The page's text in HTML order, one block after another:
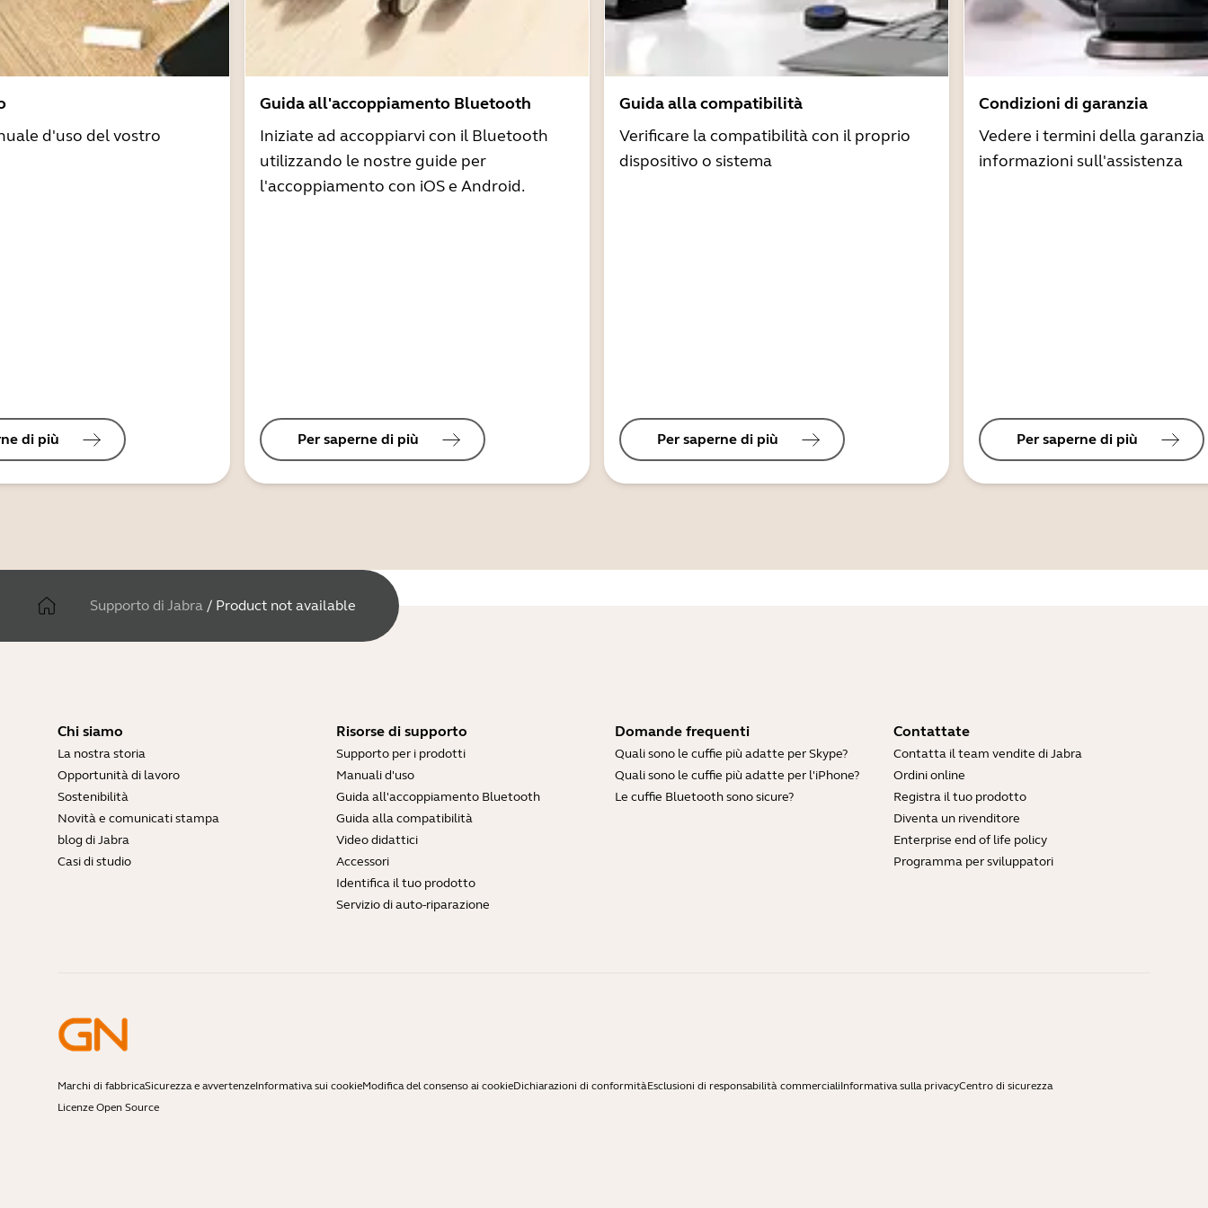
d'uso del vostro
di più
Guida all'accoppiamento Bluetooth
Iniziate ad accoppiarvi con il Bluetooth
utilizzando le nostre guide per
l'accoppiamento con iOS e Android.
Per saperne di più
Guida alla compatibilità
Verificare la compatibilità con il proprio
dispositivo o sistema
Per saperne di più
Condizioni di garanzia
Vedere i termini della garanzia
informazioni sull'assistenza
Per saperne di più
Supporto di Jabra / Product not available
Chi siamo
La nostra storia
Opportunità di lavoro
Sostenibilità
Novità e comunicati stampa
blog di Jabra
Casi di studio
Risorse di supporto
Supporto per i prodotti
Manuali d'uso
Guida all'accoppiamento Bluetooth
Guida alla compatibilità
Video didattici
Accessori
Identifica il tuo prodotto
Servizio di auto-riparazione
Domande frequenti
Quali sono le cuffie più adatte per Skype?
Quali sono le cuffie più adatte per l'iPhone?
Le cuffie Bluetooth sono sicure?
Contattate
Contatta il team vendite di Jabra
Ordini online
Registra il tuo prodotto
Diventa un rivenditore
Enterprise end of life policy
Programma per sviluppatori
Marchi di fabbricaSicurezza e avvertenzeInformativa sui cookieModifica del consenso ai cookieDichiarazioni di conformitàEsclusioni di responsabilità commercialiInformativa sulla privacyCentro di sicurezza
Licenze Open Source